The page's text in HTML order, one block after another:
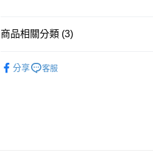
每筆NT$80，滿NT$3,000(含以上)免運費
商品相關分類 (3)
分享 客服